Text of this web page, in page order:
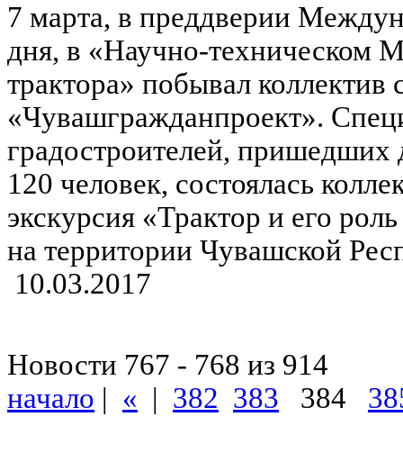
7 марта, в преддверии
дня, в «Научно-техническом
трактора» побывал
«Чувашгражданпроект».
градостроителей,
120 человек, состоялась
экскурсия «Трактор и его
на территории Чувашской
10.03.2017
Новости 767 - 768 из 914
начало | « | 382 383 384